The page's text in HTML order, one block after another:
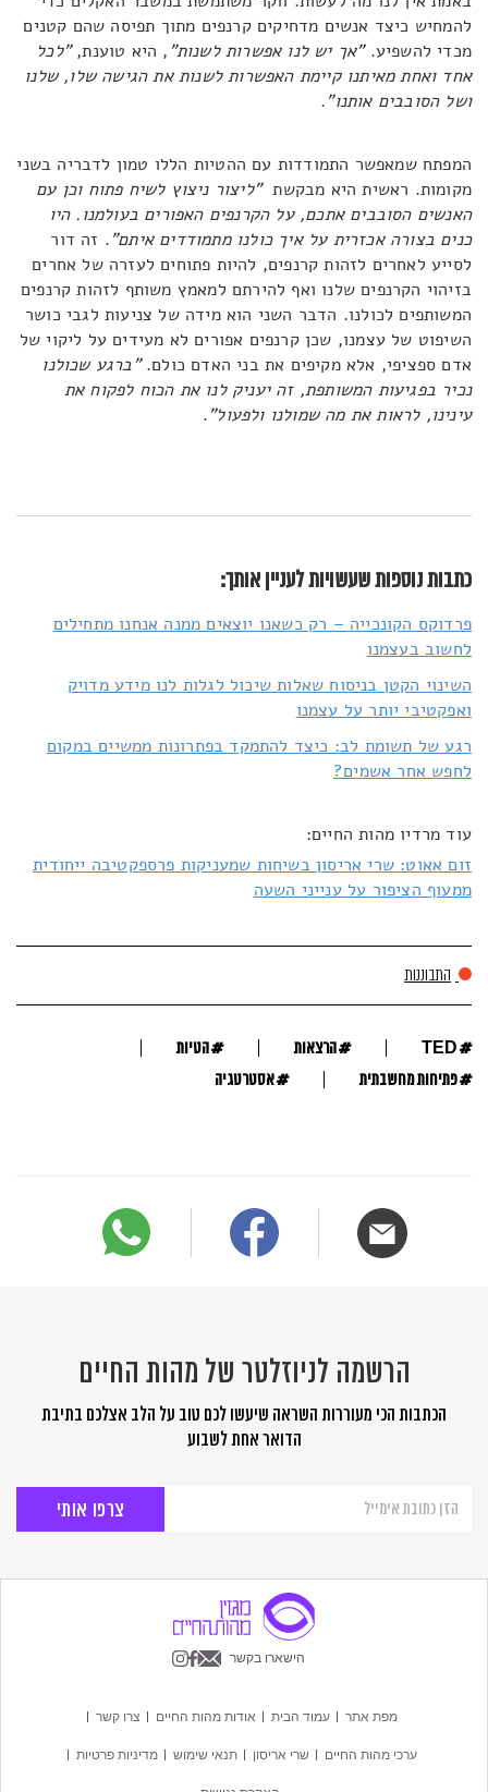
להמחיש כיצד אנשים מדחיקים קרנפים מתוך תפיסה שהם קטנים
מכדי להשפיע."אך יש לנו אפשרות לשנות", היא טוענת,"לכל
אחד ואחת מאיתנו קיימת האפשרות לשנות את הגישה שלו, שלנו
ושל הסובבים אותנו".
המפתח שמאפשר התמודדות עם ההטיות הללו טמון לדבריה בשני
מקומות. ראשית היא מבקשת"ליצור ניצוץ לשיח פתוח וכן עם
האנשים הסובבים אתכם, על הקרנפים האפורים בעולמנו. היו
כנים בצורה אכזרית על איך כולנו מתמודדים איתם". זה דור
לסייע לאחרים לזהות קרנפים, להיות פתוחים לעזרה של אחרים
בזיהוי הקרנפים שלנו ואף להירתם למאמץ משותף לזהות קרנפים
המשותפים לכולנו. הדבר השני הוא מידה של צניעות לגבי כושר
השיפוט של עצמנו, שכן קרנפים אפורים לא מעידים על ליקוי של
אדם ספציפי, אלא מקיפים את בני האדם כולם."ברגע שכולנו
נכיר בפגיעות המשותפת, זה יעניק לנו את הכוח לפקוח את
עינינו, לראות את מה שמולנו ולפעול".
כתבות נוספות שעשויות לעניין אותך:
פרדוקס הקונכייה – רק כשאנו יוצאים ממנה אנחנו מתחילים
לחשוב בעצמנו
השינוי הקטן בניסוח שאלות שיכול לגלות לנו מידע מדויק
ואפקטיבי יותר על עצמנו
רגע של תשומת לב: כיצד להתמקד בפתרונות ממשיים במקום
לחפש אחר אשמים?
עוד מרדיו מהות החיים:
זום אאוט: שרי אריסון בשיחות שמעניקות פרספקטיבה ייחודית
ממעוף הציפור על ענייני השעה
התבוננות
#
TED
#הרצאות #הטיות
#פתיחות מחשבתית #אסטרטגיה
הרשמה לניוזלטר של מהות החיים
הכתבות הכי מעוררות השראה שיעשו לכם טוב על הלב אצלכם בתיבת
הדואר אחת לשבוע
לניוזלטר
החיים
הישארו בקשר
מפת אתר עמוד הבית אודות מהות החיים צרו קשר
ערכי מהות החיים שרי אריסון תנאי שימוש מדיניות פרטיות